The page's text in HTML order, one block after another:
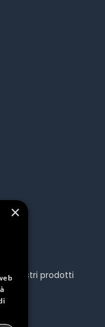
i nostri prodotti
×